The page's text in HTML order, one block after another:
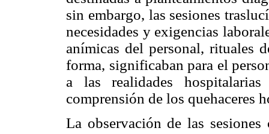
sin embargo, las sesiones
necesidades y exigencias
anímicas del personal, rituales
forma, significaban para el
a las realidades
comprensión de los quehaceres
La observación de las